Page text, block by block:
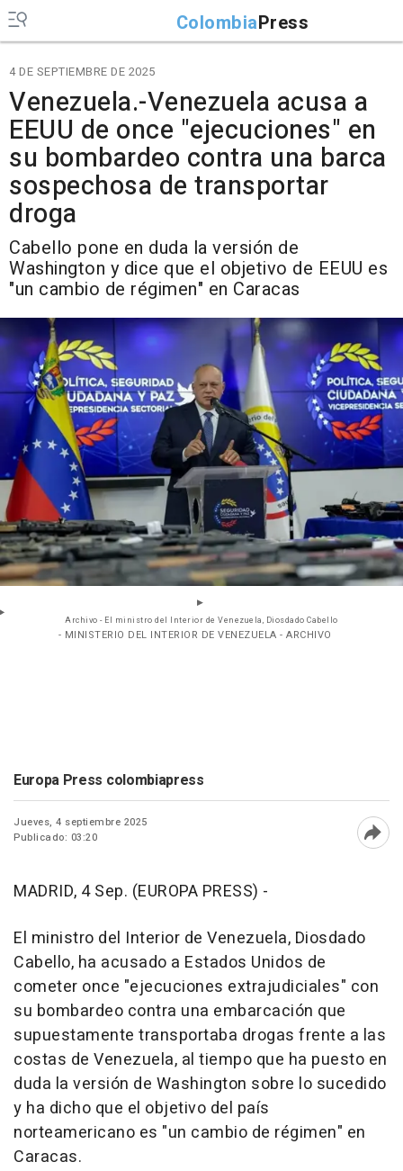
ColombiaPress
4 DE SEPTIEMBRE DE 2025
Venezuela.-Venezuela acusa a
EEUU de once "ejecuciones" en
su bombardeo contra una barca
sospechosa de transportar
droga
Cabello pone en duda la versión de
Washington y dice que el objetivo de EEUU es
"un cambio de régimen" en Caracas
Archivo - El ministro del Interior de Venezuela, Diosdado Cabello
- MINISTERIO DEL INTERIOR DE VENEZUELA - ARCHIVO
Europa Press colombiapress
Jueves, 4 septiembre 2025
Publicado: 03:20
MADRID, 4 Sep. (EUROPA PRESS) -
El ministro del Interior de Venezuela, Diosdado
Cabello, ha acusado a Estados Unidos de
cometer once "ejecuciones extrajudiciales" con
su bombardeo contra una embarcación que
supuestamente transportaba drogas frente a las
costas de Venezuela, al tiempo que ha puesto en
duda la versión de Washington sobre lo sucedido
y ha dicho que el objetivo del país
norteamericano es "un cambio de régimen" en
Caracas.